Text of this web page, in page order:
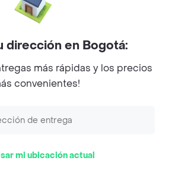
que tenemos
Facebook
Twitter
Instagram
Inc. All rights reserved.
dirección en Bogotá:
más rápidas y los precios
convenientes!
mi ubicación actual